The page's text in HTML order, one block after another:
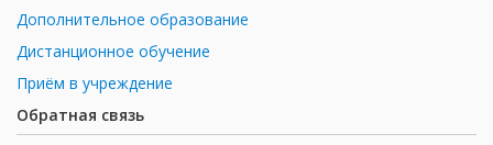
Дополнительное образование
Дистанционное обучение
Приём в учреждение
Обратная связь